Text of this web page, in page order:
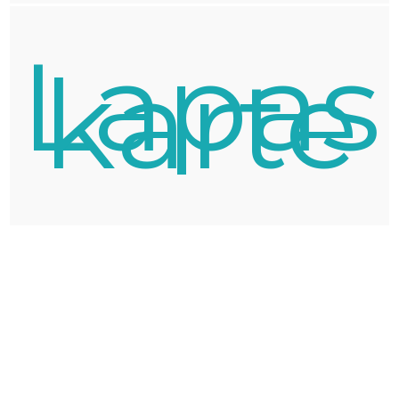
Lapas
karte